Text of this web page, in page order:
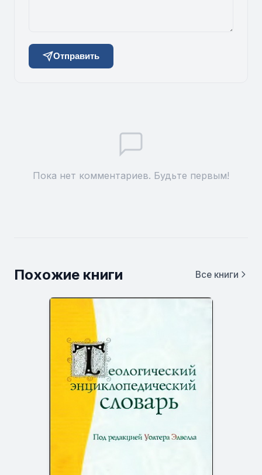
Отправить
Пока нет комментариев. Будьте первым!
Похожие книги Все книги